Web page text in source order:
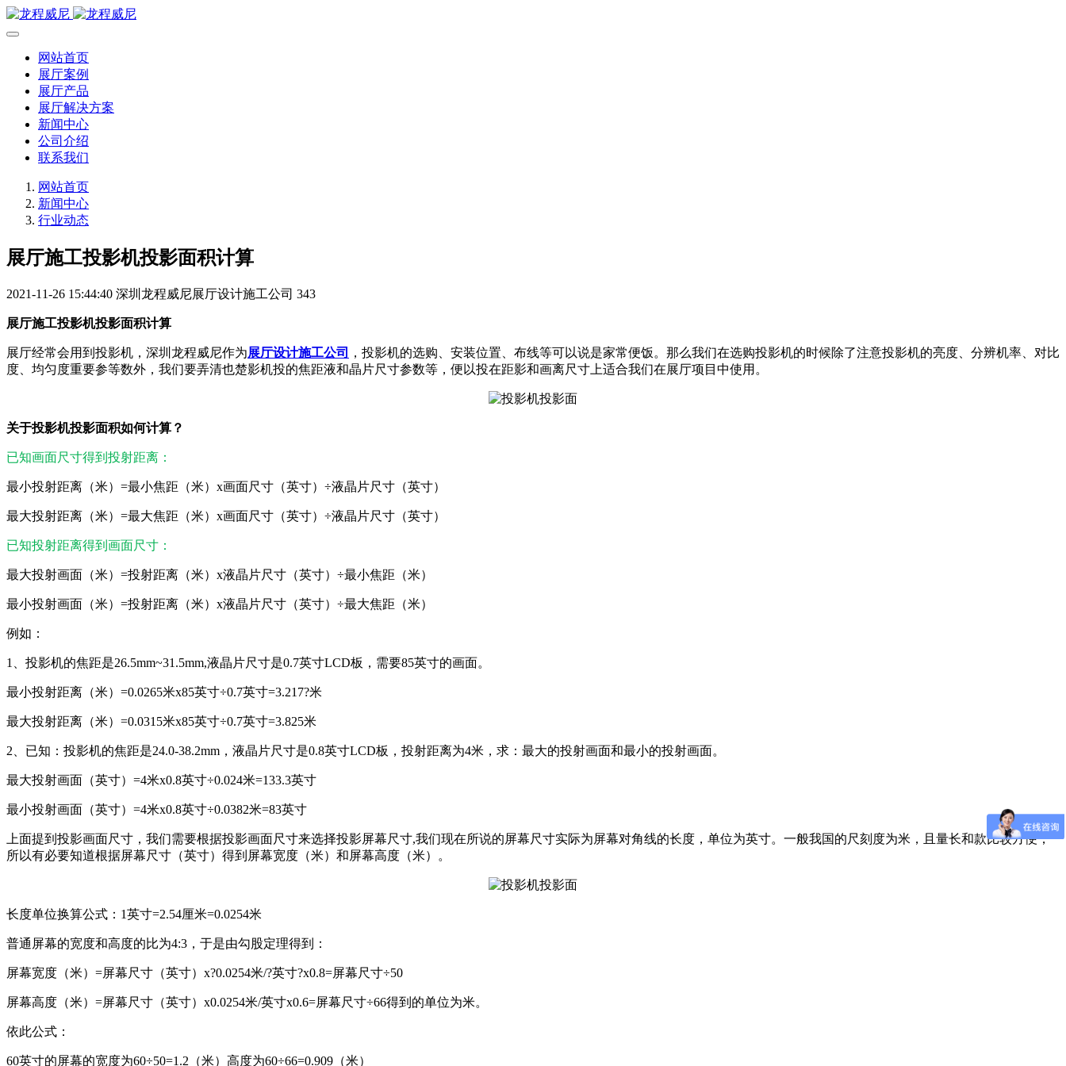
网站首页
展厅案例
展厅产品
展厅解决方案
新闻中心
公司介绍
联系我们
网站首页
新闻中心
行业动态
展厅施工投影机投影面积计算
2021-11-26 15:44:40 深圳龙程威尼展厅设计施工公司 343
展厅施工投影机投影面积计算
展厅经常会用到投影机，深圳龙程威尼作为展厅设计施工公司
，投影机的选购、安装位置、布线等可以说是家常便饭。那么我们在选购投影机的时候除了注意投影机的亮度、分辨机率、对比
度、均匀度重要参等数外，我们要弄清也楚影机投的焦距液和晶片尺寸参数等，便以投在距影和画离尺寸上适合我们在展厅项目中使用。
关于投影机投影面积如何计算？
已知画面尺寸得到投射距离：
最小投射距离（米）=最小焦距（米）x画面尺寸（英寸）÷液晶片尺寸（英寸）
最大投射距离（米）=最大焦距（米）x画面尺寸（英寸）÷液晶片尺寸（英寸）
已知投射距离得到画面尺寸：
最大投射画面（米）=投射距离（米）x液晶片尺寸（英寸）÷最小焦距（米）
最小投射画面（米）=投射距离（米）x液晶片尺寸（英寸）÷最大焦距（米）
例如：
1、投影机的焦距是26.5mm~31.5mm,液晶片尺寸是0.7英寸LCD板，需要85英寸的画面。
最小投射距离（米）=0.0265米x85英寸÷0.7英寸=3.217?米
最大投射距离（米）=0.0315米x85英寸÷0.7英寸=3.825米
2、已知：投影机的焦距是24.0-38.2mm，液晶片尺寸是0.8英寸LCD板，投射距离为4米，求：最大的投射画面和最小的投射画面。
最大投射画面（英寸）=4米x0.8英寸÷0.024米=133.3英寸
最小投射画面（英寸）=4米x0.8英寸÷0.0382米=83英寸
上面提到投影画面尺寸，我们需要根据投影画面尺寸来选择投影屏幕尺寸,我们现在所说的屏幕尺寸实际为屏幕对角线的长度，单位为英寸。一般我国的尺刻度为米，且量长和款比较方便，
所以有必要知道根据屏幕尺寸（英寸）得到屏幕宽度（米）和屏幕高度（米）。
长度单位换算公式：1英寸=2.54厘米=0.0254米
普通屏幕的宽度和高度的比为4:3，于是由勾股定理得到：
屏幕宽度（米）=屏幕尺寸（英寸）x?0.0254米/?英寸?x0.8=屏幕尺寸÷50
屏幕高度（米）=屏幕尺寸（英寸）x0.0254米/英寸x0.6=屏幕尺寸÷66得到的单位为米。
依此公式：
60英寸的屏幕的宽度为60÷50=1.2（米）高度为60÷66=0.909（米）